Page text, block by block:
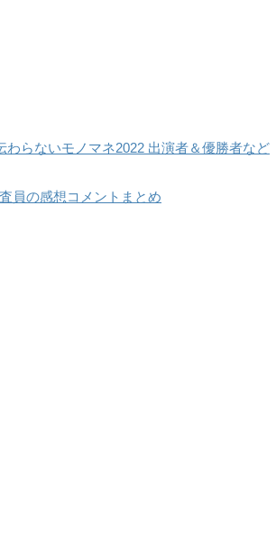
わらないモノマネ2022 出演者＆優勝者など
員の感想コメントまとめ